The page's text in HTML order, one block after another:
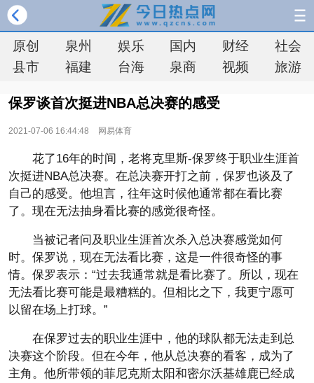
原创 泉州 娱乐 国内 财经
社会
县市
福建 台海 泉商 视频 旅游
保罗谈首次挺进NBA总决赛的感受
2021-07-06 16:44:48 网易体育
花了16年的时间，老将克里斯-保罗终于职业生涯首
次挺进NBA总决赛。在总决赛开打之前，保罗也谈及了
自己的感受。他坦言，往年这时候他通常都在看比赛
了。现在无法抽身看比赛的感觉很奇怪。
当被记者问及职业生涯首次杀入总决赛感觉如何
时。保罗说，现在无法看比赛，这是一件很奇怪的事
情。保罗表示：“过去我通常就是看比赛了。所以，现在
无法看比赛可能是最糟糕的。但相比之下，我更宁愿可
以留在场上打球。”
在保罗过去的职业生涯中，他的球队都无法走到总
决赛这个阶段。但在今年，他从总决赛的看客，成为了
主角。他所带领的菲尼克斯太阳和密尔沃基雄鹿已经成